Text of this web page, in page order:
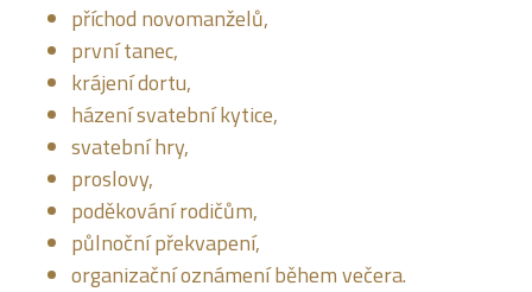
příchod novomanželů,
první tanec,
krájení dortu,
házení svatební kytice,
svatební hry,
proslovy,
poděkování rodičům,
půlnoční překvapení,
organizační oznámení během večera.